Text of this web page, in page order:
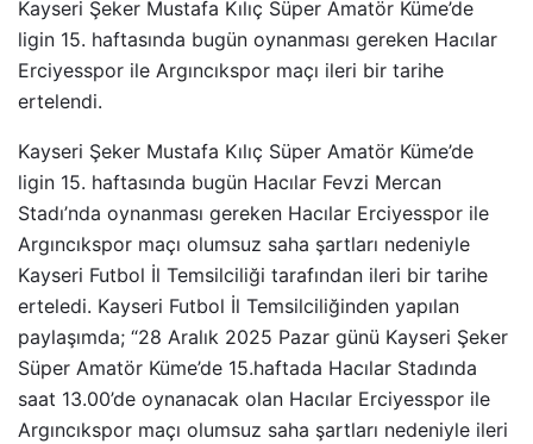
Kayseri Şeker Mustafa Kılıç Süper Amatör Küme’de
ligin 15. haftasında bugün oynanması gereken Hacılar
Erciyesspor ile Argıncıkspor maçı ileri bir tarihe
ertelendi.
Kayseri Şeker Mustafa Kılıç Süper Amatör Küme’de
ligin 15. haftasında bugün Hacılar Fevzi Mercan
Stadı’nda oynanması gereken Hacılar Erciyesspor ile
Argıncıkspor maçı olumsuz saha şartları nedeniyle
Kayseri Futbol İl Temsilciliği tarafından ileri bir tarihe
erteledi. Kayseri Futbol İl Temsilciliğinden yapılan
paylaşımda; “28 Aralık 2025 Pazar günü Kayseri Şeker
Süper Amatör Küme’de 15.haftada Hacılar Stadında
saat 13.00’de oynanacak olan Hacılar Erciyesspor ile
Argıncıkspor maçı olumsuz saha şartları nedeniyle ileri